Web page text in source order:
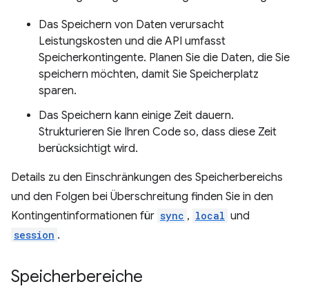
Das Speichern von Daten verursacht
Leistungskosten und die API umfasst
Speicherkontingente. Planen Sie die Daten, die Sie
speichern möchten, damit Sie Speicherplatz
sparen.
Das Speichern kann einige Zeit dauern.
Strukturieren Sie Ihren Code so, dass diese Zeit
berücksichtigt wird.
Details zu den Einschränkungen des Speicherbereichs
und den Folgen bei Überschreitung finden Sie in den
Kontingentinformationen für sync , local und
session .
Speicherbereiche